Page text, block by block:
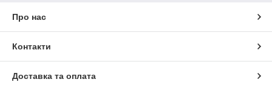
Про нас
Контакти
Доставка та оплата